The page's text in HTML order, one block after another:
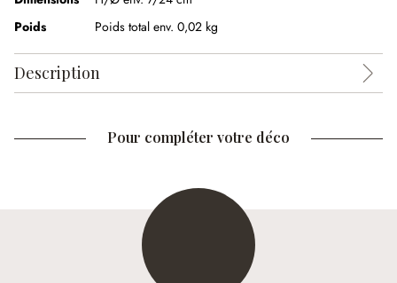
Poids
Poids total env. 0,02 kg
Description
Pour compléter votre déco